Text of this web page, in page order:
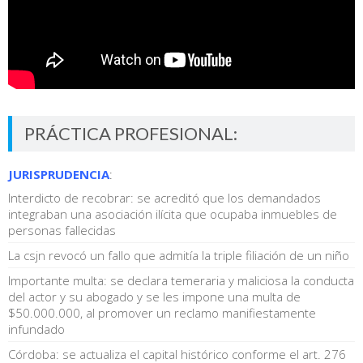
PRÁCTICA PROFESIONAL:
JURISPRUDENCIA:
Interdicto de recobrar: se acreditó que los demandados
integraban una asociación ilícita que ocupaba inmuebles de
personas fallecidas
La csjn revocó un fallo que admitía la triple filiación de un niño
Importante multa: se declara temeraria y maliciosa la conducta
del actor y su abogado y se les impone una multa de
$50.000.000, al promover un reclamo manifiestamente
infundado
Córdoba: se actualiza el capital histórico conforme el art. 276